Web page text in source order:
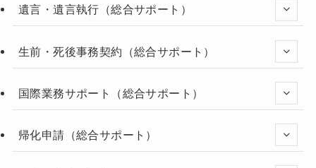
遺言・遺言執行（総合サポート）
生前・死後事務契約（総合サポート）
国際業務サポート（総合サポート）
帰化申請（総合サポート）